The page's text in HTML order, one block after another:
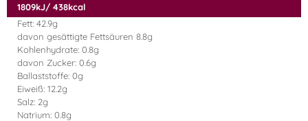
1809kJ/ 438kcal
Fett: 42.9g
davon gesättigte Fettsäuren 8.8g
Kohlenhydrate: 0.8g
davon Zucker: 0.6g
Ballaststoffe: 0g
Eiweiß: 12.2g
Salz: 2g
Natrium: 0.8g